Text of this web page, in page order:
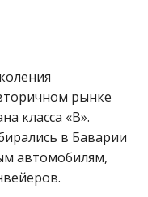
рынке
класса «В».
в Баварии
автомобилям,